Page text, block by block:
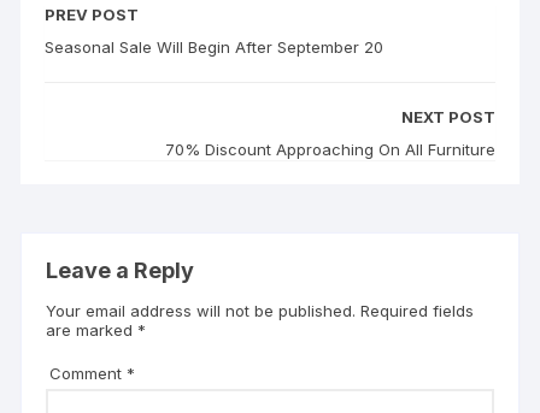
PREV POST
Seasonal Sale Will Begin After September 20
NEXT POST
70% Discount Approaching On All Furniture
Leave a Reply
Your email address will not be published. Required fields
are marked *
Comment *